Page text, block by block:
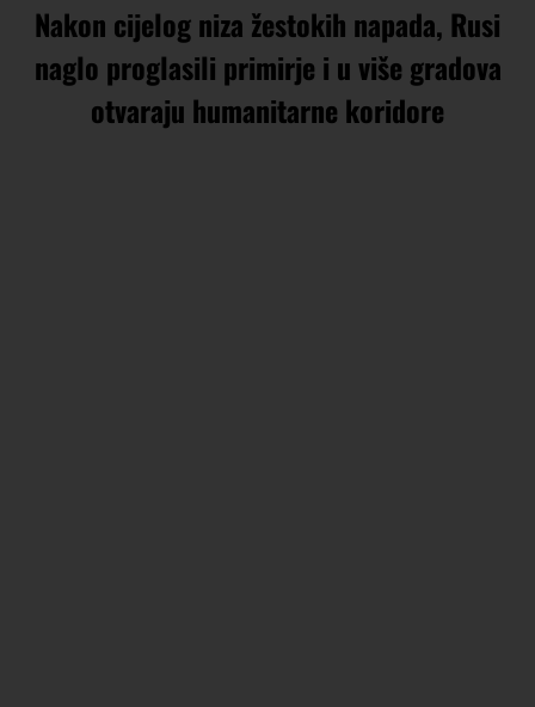
Nakon cijelog niza žestokih napada, Rusi
naglo proglasili primirje i u više gradova
otvaraju humanitarne koridore